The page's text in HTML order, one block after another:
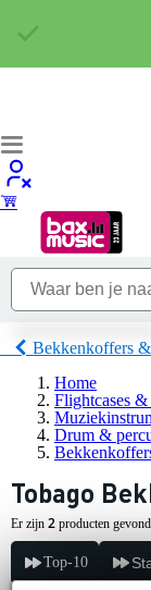
Bekkenkoffers &
Home
Flightcases &
Drum &
Tobago
Er zijn 2 producten
Top-10